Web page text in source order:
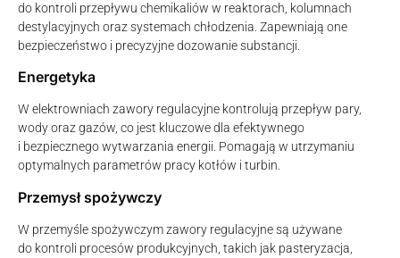
do kontroli przepływu chemikaliów w reaktorach, kolumnach
destylacyjnych oraz systemach chłodzenia. Zapewniają one
bezpieczeństwo i precyzyjne dozowanie substancji.
Energetyka
W elektrowniach zawory regulacyjne kontrolują przepływ pary,
wody oraz gazów, co jest kluczowe dla efektywnego
i bezpiecznego wytwarzania energii. Pomagają w utrzymaniu
optymalnych parametrów pracy kotłów i turbin.
Przemysł spożywczy
W przemyśle spożywczym zawory regulacyjne są używane
do kontroli procesów produkcyjnych, takich jak pasteryzacja,